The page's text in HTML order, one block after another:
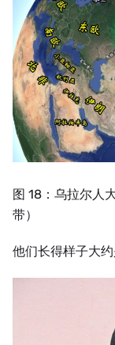
图 18：乌拉尔人
带）
他们长得样子大